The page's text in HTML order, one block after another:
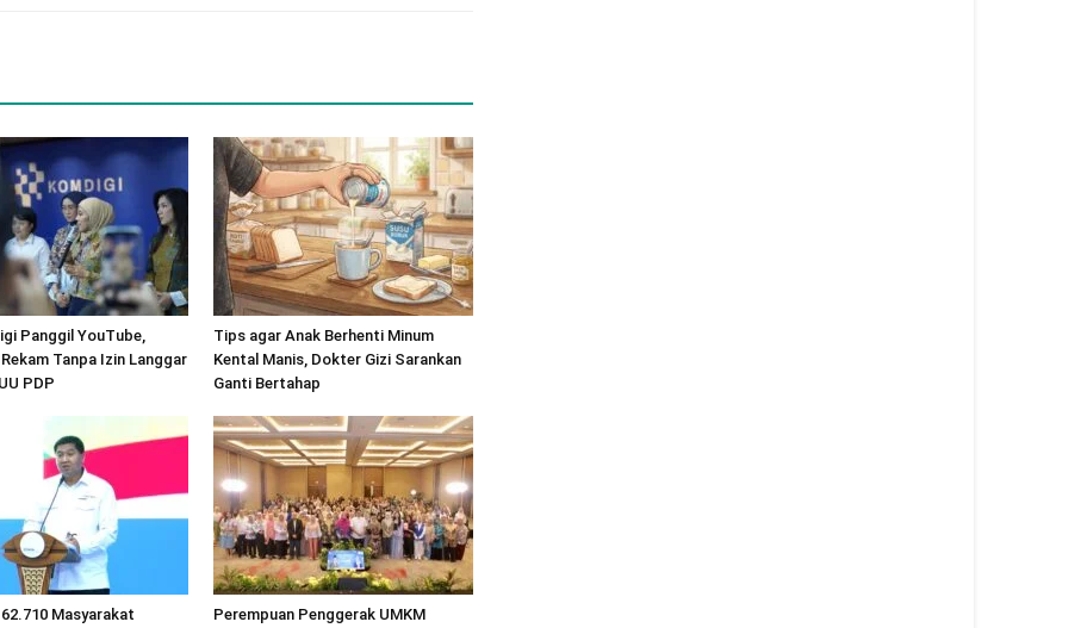
Panggil YouTube,
Tanpa Izin Langgar
PDP
Tips agar Anak Berhenti Minum
Kental Manis, Dokter Gizi Sarankan
Ganti Bertahap
Masyarakat
Perempuan Penggerak UMKM